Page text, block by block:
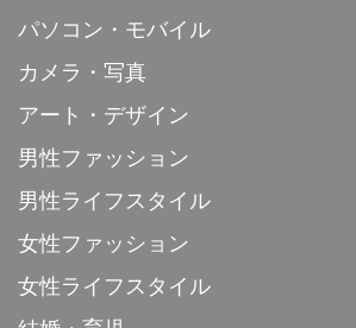
パソコン・モバイル
カメラ・写真
アート・デザイン
男性ファッション
男性ライフスタイル
女性ファッション
女性ライフスタイル